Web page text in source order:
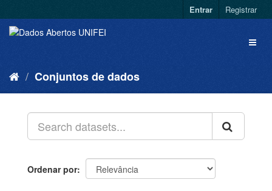
Entrar Registrar
Conjuntos de dados
Ordenar por